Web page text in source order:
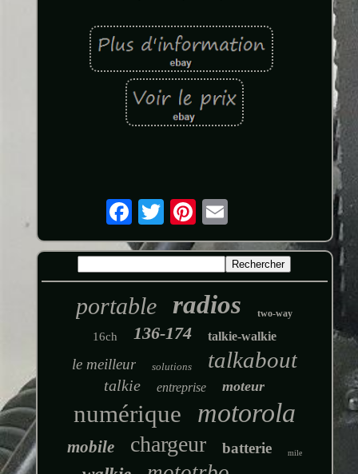
portable radios two-way
16ch 136-174 talkie-walkie
le meilleur solutions talkabout
talkie entreprise moteur
numérique motorola
mobile chargeur batterie mile